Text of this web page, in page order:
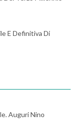
E Definitiva Di
Auguri Nino